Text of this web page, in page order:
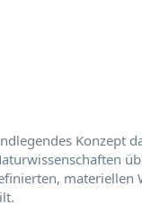
Konzept
materiellen